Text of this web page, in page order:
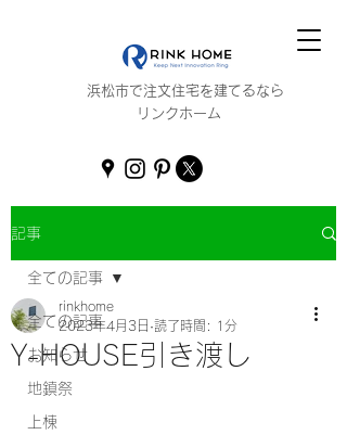
浜松市で注文住宅を建てるなら
リンクホーム
記事
全ての記事
お知らせ
地鎮祭
上棟
全ての記事
Y-HOUSE引き渡し
rinkhome
2023年4月3日 読了時間: 1分